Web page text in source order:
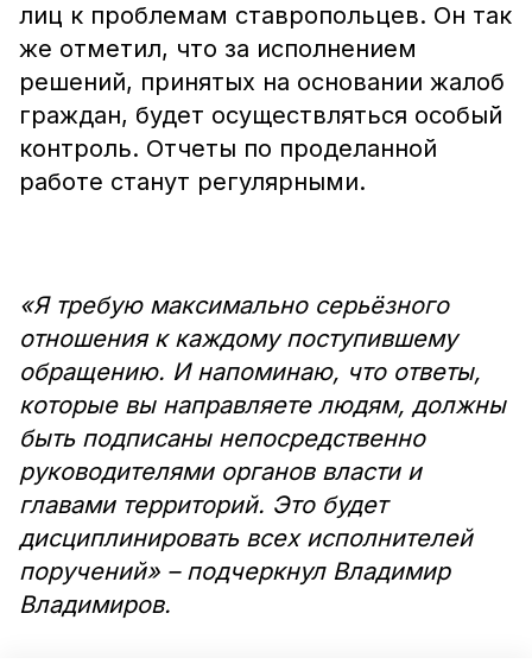
лиц к проблемам ставропольцев. Он так
же отметил, что за исполнением
решений, принятых на основании жалоб
граждан, будет осуществляться особый
контроль. Отчеты по проделанной
работе станут регулярными.
«Я требую максимально серьёзного
отношения к каждому поступившему
обращению. И напоминаю, что ответы,
которые вы направляете людям, должны
быть подписаны непосредственно
руководителями органов власти и
главами территорий. Это будет
дисциплинировать всех исполнителей
поручений» – подчеркнул Владимир
Владимиров.